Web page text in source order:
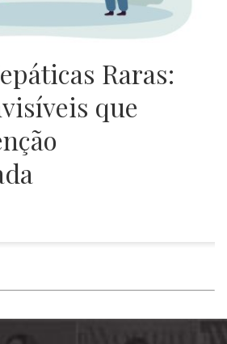
Raras:
que